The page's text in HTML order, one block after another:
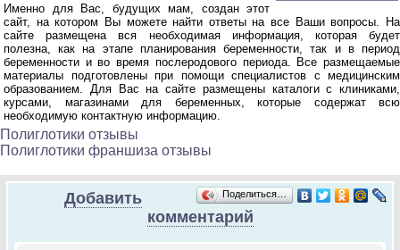
Именно для Вас, будущих мам, создан этот
сайт, на котором Вы можете найти ответы на все Ваши вопросы. На
сайте размещена вся необходимая информация, которая будет
полезна, как на этапе планирования беременности, так и в период
беременности и во время послеродового периода. Все размещаемые
материалы подготовлены при помощи специалистов с медицинским
образованием. Для Вас на сайте размещены каталоги с клиниками,
курсами, магазинами для беременных, которые содержат всю
необходимую контактную информацию.
Полиглотики отзывы
Полиглотики франшиза отзывы
Поделиться…
Добавить
комментарий